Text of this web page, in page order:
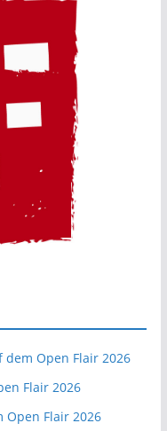
dem Open Flair 2026
Flair 2026
Open Flair 2026